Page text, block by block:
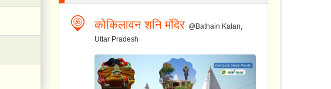
कोकिलावन शनि मंदिर @Bathain Kalan,
Uttar Pradesh